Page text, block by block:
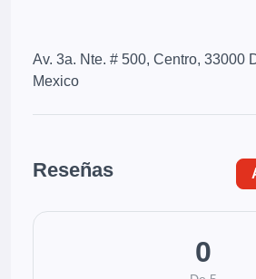
Av. 3a. Nte. # 500, Centro, 33000
Mexico
Reseñas
0